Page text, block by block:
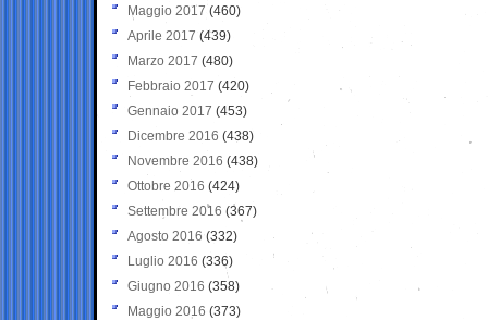
Maggio 2017 (460)
Aprile 2017 (439)
Marzo 2017 (480)
Febbraio 2017 (420)
Gennaio 2017 (453)
Dicembre 2016 (438)
Novembre 2016 (438)
Ottobre 2016 (424)
Settembre 2016 (367)
Agosto 2016 (332)
Luglio 2016 (336)
Giugno 2016 (358)
Maggio 2016 (373)